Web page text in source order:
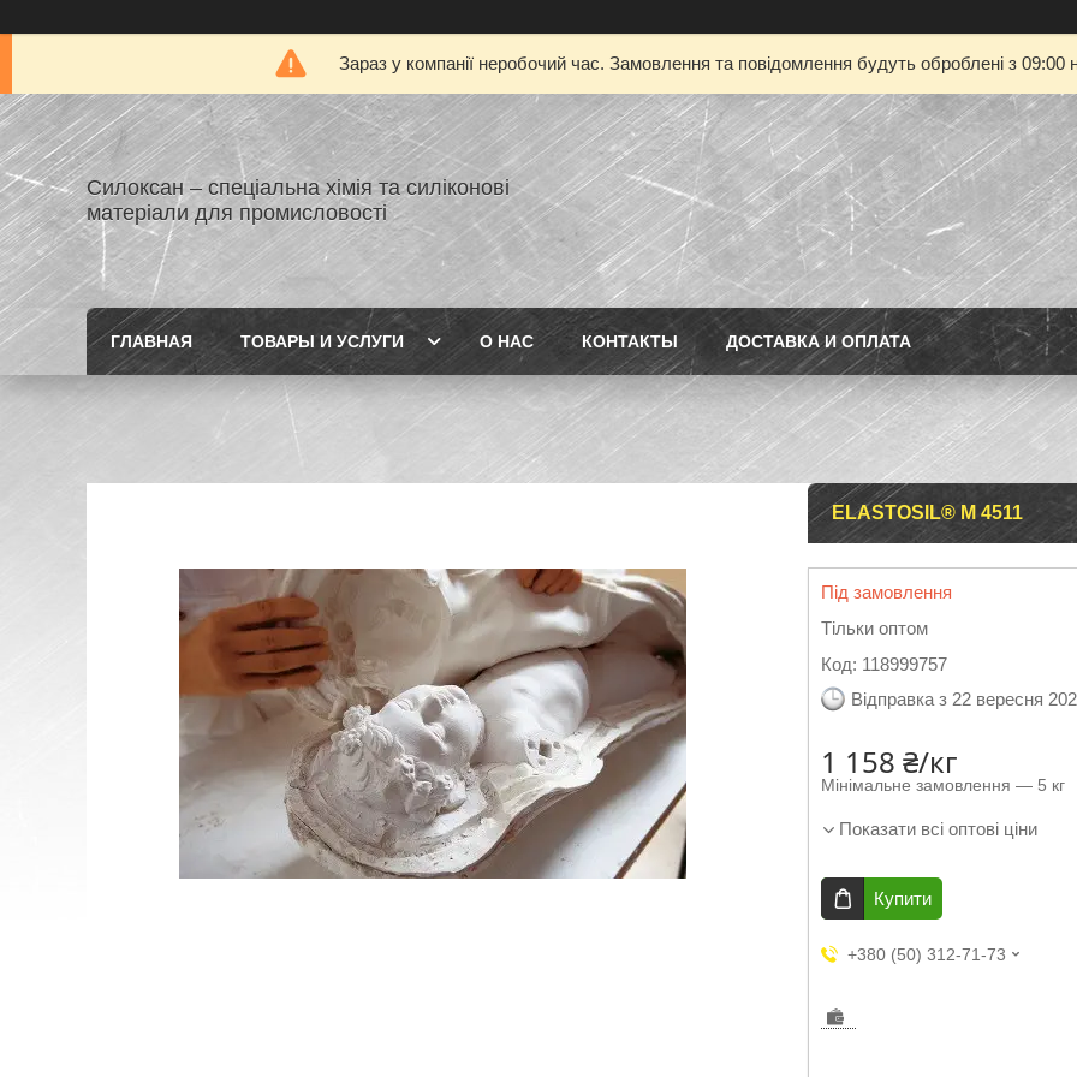
Зараз у компанії неробочий час. Замовлення та повідомлення будуть оброблені з
Силоксан – спеціальна хімія та силіконові
матеріали для промисловості
ГЛАВНАЯ ТОВАРЫ И УСЛУГИ О НАС КОНТАКТЫ ДОСТАВКА И ОПЛАТА
ELASTOSIL® M 4511
Під замовлення
Тільки оптом
Код: 118999757
Відправка з 22 вересня
1 158 ₴/кг
Мінімальне замовлення — 5 кг
Показати всі оптові ціни
Купити
+380 (50) 312-71-73